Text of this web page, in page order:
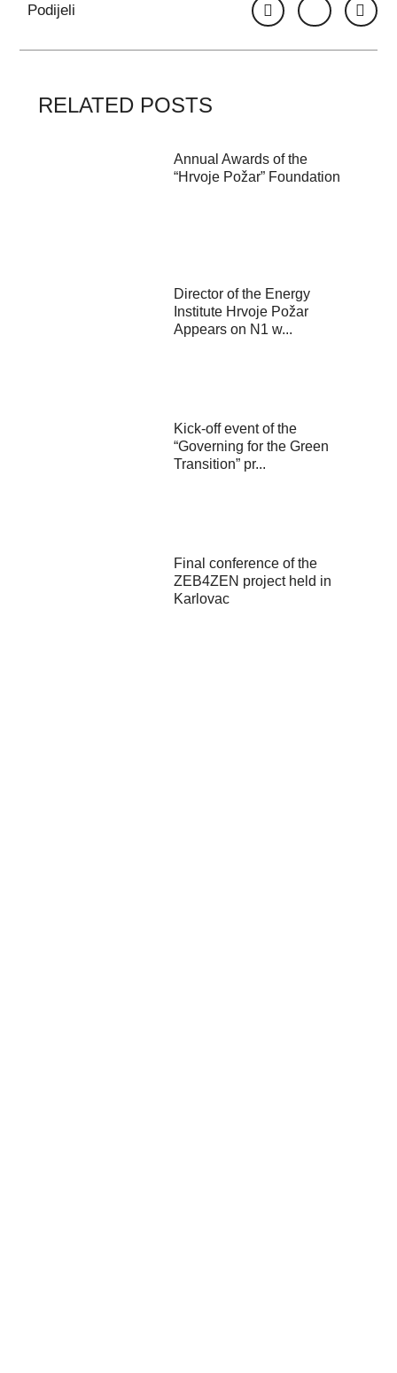
Podijeli
RELATED POSTS
Annual Awards of the
“Hrvoje Požar” Foundation
Director of the Energy
Institute Hrvoje Požar
Appears on N1 w...
Kick-off event of the
“Governing for the Green
Transition” pr...
Final conference of the
ZEB4ZEN project held in
Karlovac